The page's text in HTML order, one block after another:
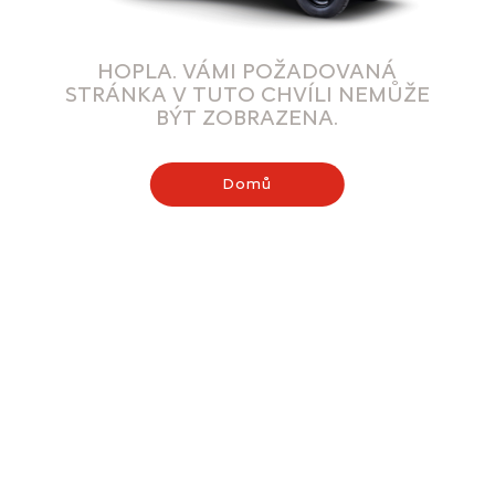
HOPLA. VÁMI POŽADOVANÁ
STRÁNKA V TUTO CHVÍLI NEMŮŽE
BÝT ZOBRAZENA.
Domů